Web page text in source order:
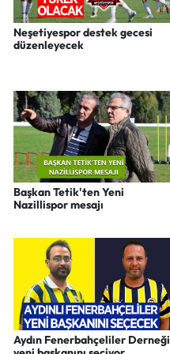
Neşetiyespor destek gecesi
düzenleyecek
Başkan Tetik'ten Yeni
Nazillispor mesajı
Aydın Fenerbahçeliler Derneği